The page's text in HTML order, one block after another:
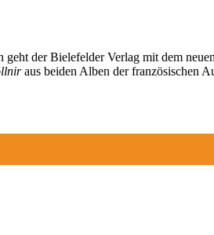
der Bielefelder Verlag mit dem
aus beiden Alben der französischen